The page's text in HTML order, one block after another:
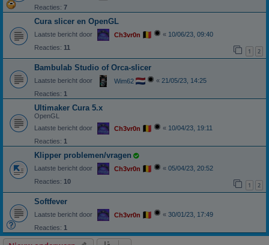
Reacties: 7
Cura slicer en OpenGL
Laatste bericht door Ch3vr0n « 10/06/23, 09:40
Reacties: 11 1 2
Bambulab Studio of Orca-slicer
Laatste bericht door Wim62 « 21/05/23, 14:25
Reacties: 1
Ultimaker Cura 5.x
OpenGL
Laatste bericht door
Ch3vr0n « 10/04/23, 19:11
Reacties: 1
Klipper problemen/vragen
Laatste bericht door Ch3vr0n « 05/04/23, 20:52
Reacties: 10 1 2
Softfever
Laatste bericht door Ch3vr0n « 30/01/23, 17:49
Reacties: 1